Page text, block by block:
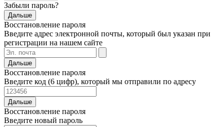
Забыли пароль?
Дальше
Восстановление пароля
Введите адрес электронной почты, который был указан при
регистрации на нашем сайте
Дальше
Восстановление пароля
Введите код (6 цифр), который мы отправили по адресу
Дальше
Восстановление пароля
Введите новый пароль